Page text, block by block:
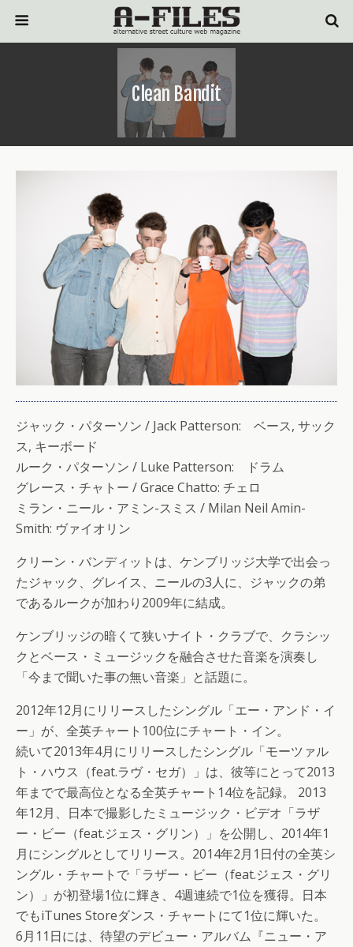
Clean Bandit
ジャック・パターソン / Jack Patterson: ベース, サック
ス, キーボード
ルーク・パターソン / Luke Patterson: ドラム
グレース・チャトー / Grace Chatto: チェロ
ミラン・ニール・アミン-スミス / Milan Neil Amin-
Smith: ヴァイオリン
クリーン・バンディットは、ケンブリッジ大学で出会っ
たジャック、グレイス、ニールの3人に、ジャックの弟
であるルークが加わり2009年に結成。
ケンブリッジの暗くて狭いナイト・クラブで、クラシッ
クとベース・ミュージックを融合させた音楽を演奏し
「今まで聞いた事の無い音楽」と話題に。
2012年12月にリリースしたシングル「エー・アンド・イ
ー」が、全英チャート100位にチャート・イン。
続いて2013年4月にリリースしたシングル「モーツァル
ト・ハウス（feat.ラヴ・セガ）」は、彼等にとって2013
年までで最高位となる全英チャート14位を記録。 2013
年12月、日本で撮影したミュージック・ビデオ「ラザ
ー・ビー（feat.ジェス・グリン）」を公開し、2014年1
月にシングルとしてリリース。2014年2月1日付の全英シ
ングル・チャートで「ラザー・ビー（feat.ジェス・グリ
ン）」が初登場1位に輝き、4週連続で1位を獲得。日本
でもiTunes Storeダンス・チャートにて1位に輝いた。
6月11日には、待望のデビュー・アルバム『ニュー・ア